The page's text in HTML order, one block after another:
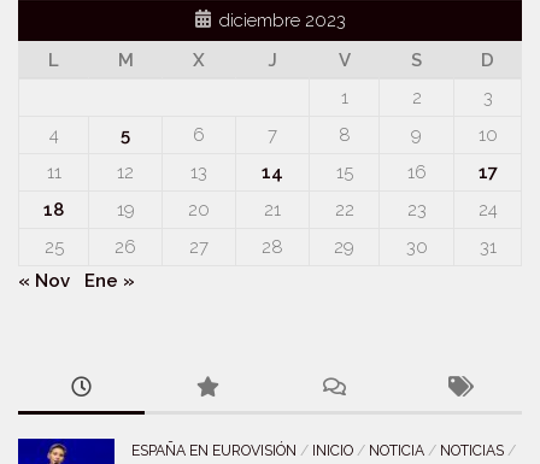
diciembre 2023
L
M X J V S
D
1
2
3
4
5 6 7 8 9
10
11
12 13 14 15 16
17
18
19 20 21 22 23
24
25
26 27 28 29 30
31
« Nov
Ene »
ESPAÑA EN EUROVISIÓN / INICIO / NOTICIA / NOTICIAS /